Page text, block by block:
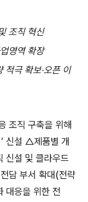
조직 혁신
영역 확장
적극 확보·오픈 이
조직 구축을 위해
’ 신설 △제품별 개
신설 및 클라우드
담 부서 확대(전략
대응을 위한 전